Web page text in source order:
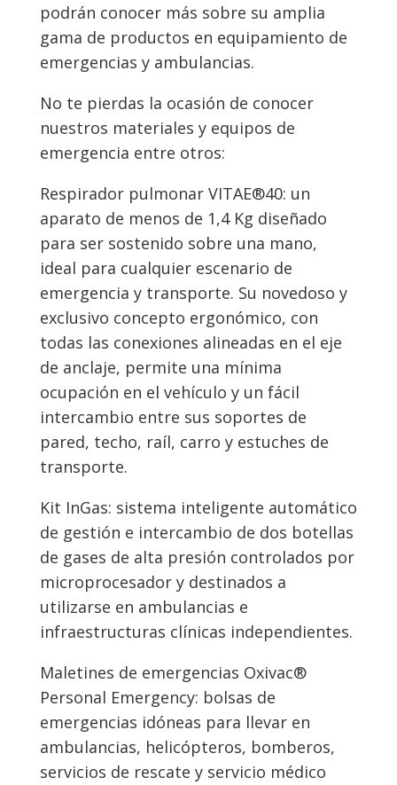
podrán conocer más sobre su amplia
gama de productos en equipamiento de
emergencias y ambulancias.
No te pierdas la ocasión de conocer
nuestros materiales y equipos de
emergencia entre otros:
Respirador pulmonar VITAE®40: un
aparato de menos de 1,4 Kg diseñado
para ser sostenido sobre una mano,
ideal para cualquier escenario de
emergencia y transporte. Su novedoso y
exclusivo concepto ergonómico, con
todas las conexiones alineadas en el eje
de anclaje, permite una mínima
ocupación en el vehículo y un fácil
intercambio entre sus soportes de
pared, techo, raíl, carro y estuches de
transporte.
Kit InGas: sistema inteligente automático
de gestión e intercambio de dos botellas
de gases de alta presión controlados por
microprocesador y destinados a
utilizarse en ambulancias e
infraestructuras clínicas independientes.
Maletines de emergencias Oxivac®
Personal Emergency: bolsas de
emergencias idóneas para llevar en
ambulancias, helicópteros, bomberos,
servicios de rescate y servicio médico